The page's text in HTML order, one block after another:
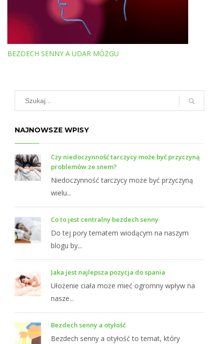
BEZDECH SENNY A UDAR MÓZGU
NAJNOWSZE WPISY
Czy niedoczynność tarczycy może być przyczyną
problemów ze snem?
Niedoczynność tarczycy może być przyczyną
wielu...
Co to jest centralny bezdech senny
Do tej pory tematem wiodącym na naszym
blogu by...
Jaka jest najlepsza pozycja do spania
Ułożenie ciała może mieć ogromny wpływ na
nasze...
Bezdech senny a otyłość
Bezdech senny a otyłość to temat, który